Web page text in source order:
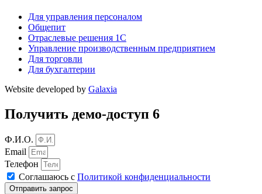
Для управления персоналом
Общепит
Отраслевые решения 1С
Управление производственным предприятием
Для торговли
Для бухгалтерии
Website developed by Galaxia
Получить демо-доступ 6
Ф.И.О.
Email
Телефон
Соглашаюсь с Политикой конфиденциальности
Отправить запрос